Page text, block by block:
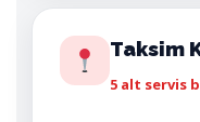
Taksim
5 alt servis